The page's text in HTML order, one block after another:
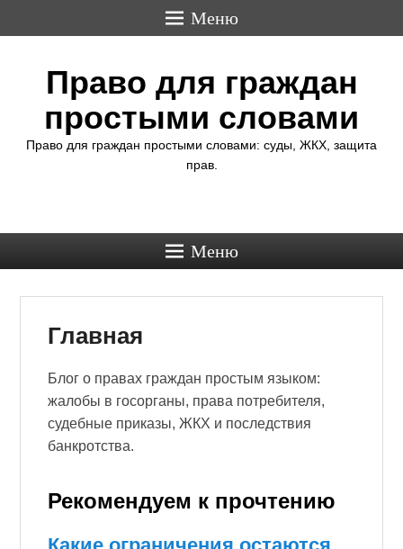
Меню
Право для граждан
простыми словами
Право для граждан простыми словами: суды, ЖКХ, защита
прав.
Меню
Главная
Блог о правах граждан простым языком:
жалобы в госорганы, права потребителя,
судебные приказы, ЖКХ и последствия
банкротства.
Рекомендуем к прочтению